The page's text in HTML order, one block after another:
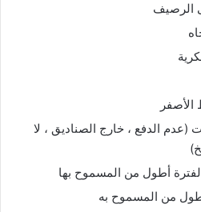
الرصيف
الدفع ، خارج الصناديق ، لا
لفترة أطول من المسموح بها
من المسموح به